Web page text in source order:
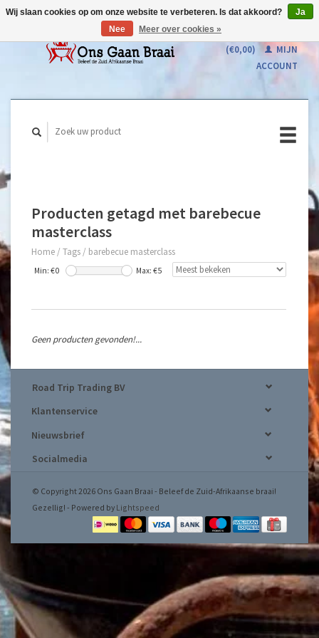
(€0,00)
MIJN
ACCOUNT
Producten getagd met barebecue
masterclass
Home / Tags / barebecue masterclass
Min: €0 Max: €5
Geen producten gevonden!...
Road Trip Trading BV
Klantenservice
Nieuwsbrief
Socialmedia
© Copyright 2026 Ons Gaan Braai - Beleef de Zuid-Afrikaanse braai!
Gezellig! - Powered by Lightspeed
Wij slaan cookies op om onze website te verbeteren. Is dat akkoord?
Ja
Nee
Meer over cookies »